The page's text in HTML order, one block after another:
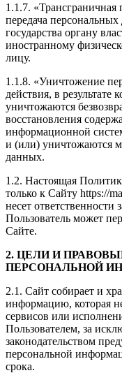
1.1.7.
передача
государства органу
иностранному
лицу.
1.1.8. «Уничтожение
действия, в
уничтожаются
восстановления
информационной
и (или) уничтожаются
данных.
1.2. Настоящая
только к Сайту https://
несет ответственности
Пользователь может
Сайте.
2. ЦЕЛИ И
ПЕРСОНАЛЬНОЙ
2.1. Сайт собирает и
информацию, которая
сервисов или
Пользователем, за
законодательством
персональной
срока.